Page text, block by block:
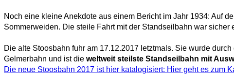
Noch eine kleine Anekdote aus einem Bericht im Jahr 1934: Auf
Sommerweiden. Die steile Fahrt mit der Standseilbahn war
Die alte Stoosbahn fuhr am 17.12.2017 letztmals. Sie wurde durch
Gelmerbahn und ist die weltweit steilste Standseilbahn mit
Die neue Stoosbahn 2017 ist hier katalogisiert: Hier geht es zum